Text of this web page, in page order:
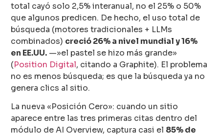
total cayó solo 2,5% interanual, no el 25% o 50%
que algunos predicen. De hecho, el uso total de
búsqueda (motores tradicionales + LLMs
combinados) creció 26% a nivel mundial y 16%
en EE.UU. —»el pastel se hizo más grande»
(Position Digital, citando a Graphite). El problema
no es menos búsqueda; es que la búsqueda ya no
genera clics al sitio.
La nueva «Posición Cero»: cuando un sitio
aparece entre las tres primeras citas dentro del
módulo de AI Overview, captura casi el 85% de